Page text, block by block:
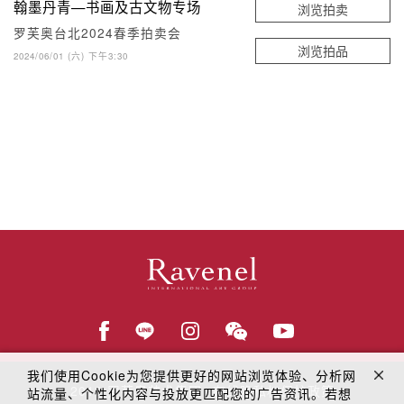
翰墨丹青—书画及古文物专场
罗芙奥台北2024春季拍卖会
2024/06/01 (六) 下午3:30
浏览拍卖
浏览拍品
© 2018罗芙奥艺术集团 在线隐私权保护政策
我们使用Cookie为您提供更好的网站浏览体验、分析网
站流量、个性化内容与投放更匹配您的广告资讯。若想